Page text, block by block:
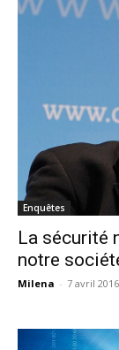
Enquêtes
La sécurité
notre
Milena - 7 avril